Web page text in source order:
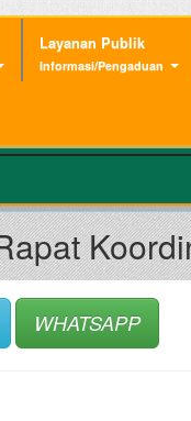
Layanan Publik
Informasi/Pengaduan
WHATSAPP